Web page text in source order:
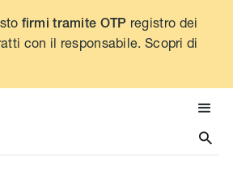
firmi tramite OTP registro dei
con il responsabile. Scopri di
